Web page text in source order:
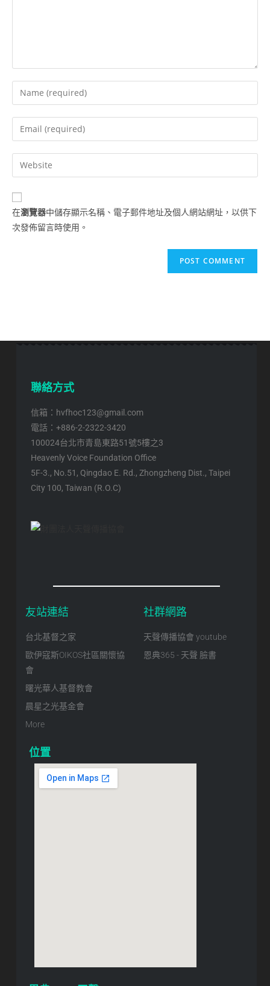
在瀏覽器中儲存顯示名稱、電子郵件地址及個人網站網址，以供下
次發佈留言時使用。
聯絡方式
信箱：hvfhoc123@gmail.com
電話：+886-2-2322-3420
100024台北市青島東路51號5樓之3
Heavenly Voice Foundation Office
5F-3., No.51, Qingdao E. Rd., Zhongzheng Dist., Taipei
City 100, Taiwan (R.O.C)
友站連結
台北基督之家
歐伊寇斯OIKOS社區關懷協
會
曙光華人基督教會
晨星之光基金會
More
社群網路
天聲傳播協會 youtube
恩典365 - 天聲 臉書
位置